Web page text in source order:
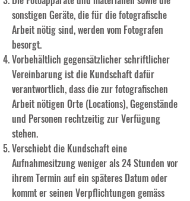
sonstigen Geräte, die für die fotografische
Arbeit nötig sind, werden vom Fotografen
besorgt.
Vorbehältlich gegensätzlicher schriftlicher
Vereinbarung ist die Kundschaft dafür
verantwortlich, dass die zur fotografischen
Arbeit nötigen Orte (Locations), Gegenstände
und Personen rechtzeitig zur Verfügung
stehen.
Verschiebt die Kundschaft eine
Aufnahmesitzung weniger als 24 Stunden vor
ihrem Termin auf ein späteres Datum oder
kommt er seinen Verpflichtungen gemäss